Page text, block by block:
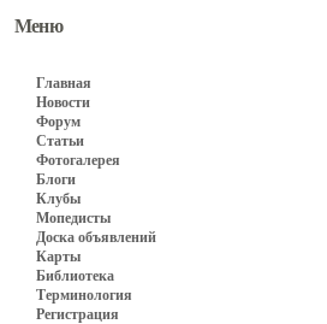
Меню
Главная
Новости
Форум
Статьи
Фотогалерея
Блоги
Клубы
Мопедисты
Доска объявлений
Карты
Библиотека
Терминология
Регистрация